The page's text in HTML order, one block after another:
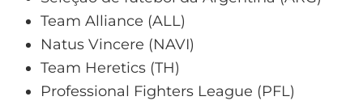
Team Alliance (ALL)
Natus Vincere (NAVI)
Team Heretics (TH)
Professional Fighters League (PFL)